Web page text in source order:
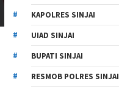
KAPOLRES SINJAI
UIAD SINJAI
BUPATI SINJAI
RESMOB POLRES SINJAI